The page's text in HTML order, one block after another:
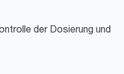
der Dosierung und